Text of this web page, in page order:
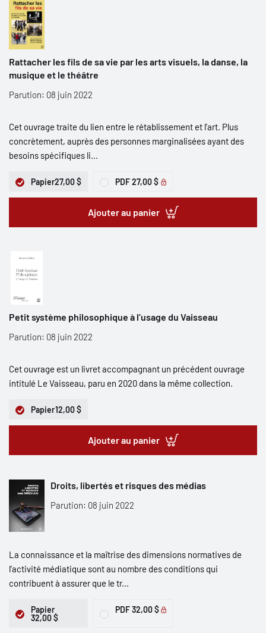
Rattacher les fils de sa vie par les arts visuels, la danse, la
musique et le théâtre
Parution: 08 juin 2022
Cet ouvrage traite du lien entre le rétablissement et l’art. Plus
concrètement, auprès des personnes marginalisées ayant des
besoins spécifiques li...
Papier27,00 $ PDF 27,00 $
Ajouter au panier
Petit système philosophique à l’usage du Vaisseau
Parution: 08 juin 2022
Cet ouvrage est un livret accompagnant un précédent ouvrage
intitulé Le Vaisseau, paru en 2020 dans la même collection.
Papier12,00 $
Ajouter au panier
Droits, libertés et risques des médias
Parution: 08 juin 2022
La connaissance et la maîtrise des dimensions normatives de
l’activité médiatique sont au nombre des conditions qui
contribuent à assurer que le tr...
Papier
32,00 $
PDF32,00 $